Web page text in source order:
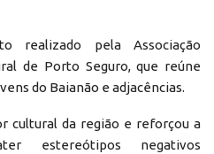
realizado pela Associação
de Porto Seguro, que reúne
do Baianão e adjacências.
cultural da região e reforçou a
estereótipos negativos